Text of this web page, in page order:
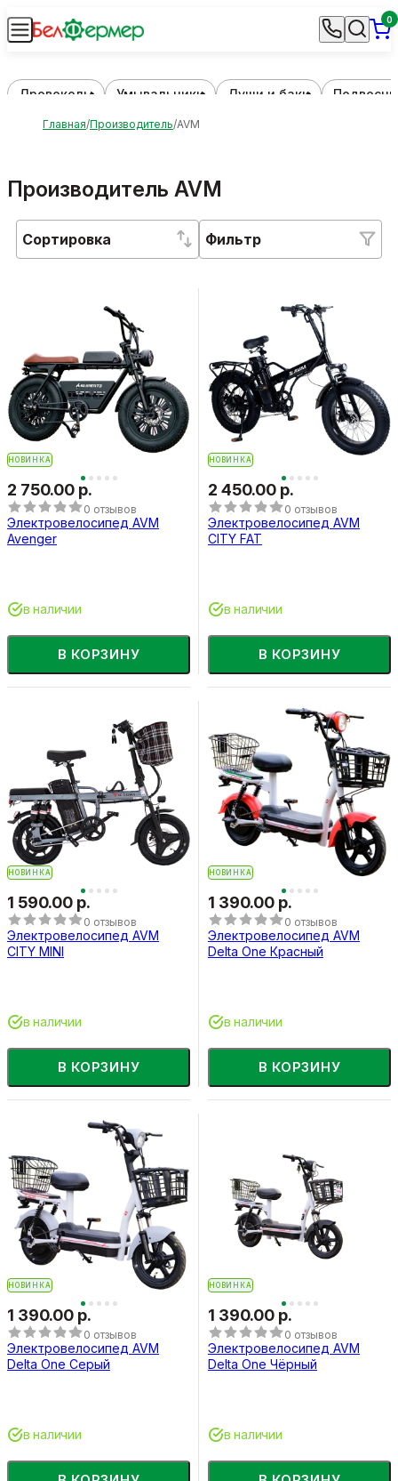
0
Дровоколы Умывальники Души и баки
Главная Производитель AVM
Производитель AVM
Сортировка Фильтр
НОВИНКА
2 750.00 р.
0 отзывов
Электровелосипед AVM
Avenger
В КОРЗИНУ
в наличии
НОВИНКА
2 450.00 р.
0 отзывов
Электровелосипед AVM
CITY FAT
В КОРЗИНУ
в наличии
НОВИНКА
1 590.00 р.
0 отзывов
Электровелосипед AVM
CITY MINI
В КОРЗИНУ
в наличии
НОВИНКА
1 390.00 р.
0 отзывов
Электровелосипед AVM
Delta One Красный
В КОРЗИНУ
в наличии
НОВИНКА
1 390.00 р.
0 отзывов
Электровелосипед AVM
Delta One Серый
в наличии
НОВИНКА
1 390.00 р.
0 отзывов
Электровелосипед AVM
Delta One Чёрный
в наличии